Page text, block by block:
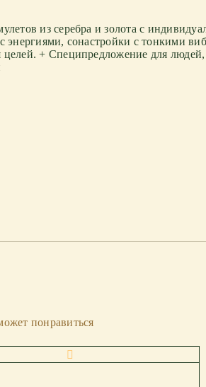
из серебра и золота с
энергиями, сонастройки с тонкими
целей. + Специпредложение для
понравиться